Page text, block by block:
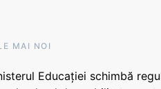
MAI NOI
Educației schimbă